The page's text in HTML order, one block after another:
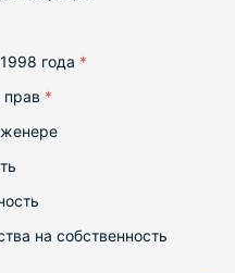
года *
прав *
на собственность